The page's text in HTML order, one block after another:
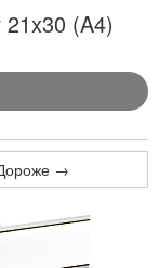
(A4)
→